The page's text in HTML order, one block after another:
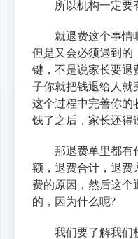
所以机构一定要
就退费这个事情呢
但是又会必须遇到的
键，不是说家长要退
子你就把钱退给人就
这个过程中完善你的
钱了之后，家长还得
那退费单里都有
额，退费合计，退费
费的原因，然后这个
的，因为什么呢?
我们要了解我们